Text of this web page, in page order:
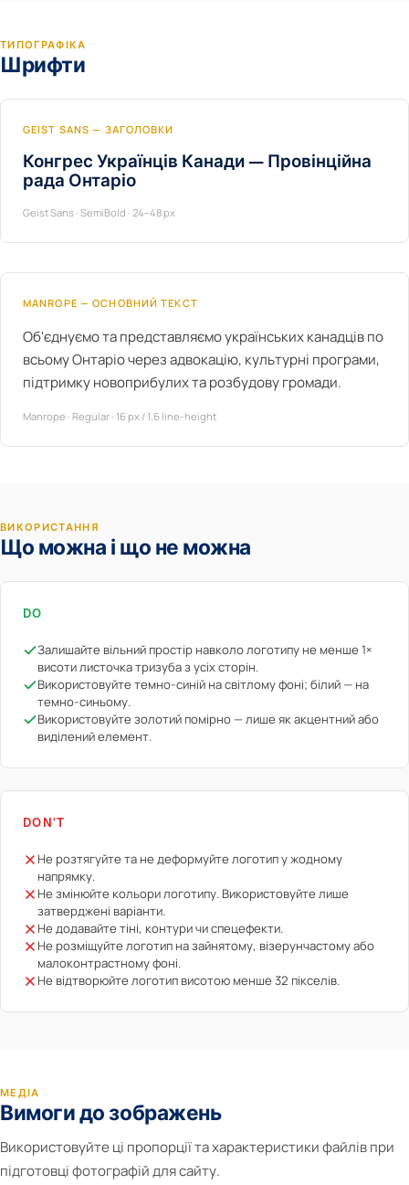
ТИПОГРАФІКА
Шрифти
GEIST SANS — ЗАГОЛОВКИ
Конгрес Українців Канади — Провінційна
рада Онтаріо
Geist Sans · SemiBold · 24–48 px
MANROPE — ОСНОВНИЙ ТЕКСТ
Об'єднуємо та представляємо українських канадців по
всьому Онтаріо через адвокацію, культурні програми,
підтримку новоприбулих та розбудову громади.
Manrope · Regular · 16 px / 1.6 line-height
ВИКОРИСТАННЯ
Що можна і що не можна
DO
Залишайте вільний простір навколо логотипу не менше 1×
висоти листочка тризуба з усіх сторін.
Використовуйте темно-синій на світлому фоні; білий — на
темно-синьому.
Використовуйте золотий помірно — лише як акцентний або
виділений елемент.
DON'T
Не розтягуйте та не деформуйте логотип у жодному
напрямку.
Не змінюйте кольори логотипу. Використовуйте лише
затверджені варіанти.
Не додавайте тіні, контури чи спецефекти.
Не розміщуйте логотип на зайнятому, візерунчастому або
малоконтрастному фоні.
Не відтворюйте логотип висотою менше 32 пікселів.
МЕДІА
Вимоги до зображень
Використовуйте ці пропорції та характеристики файлів при
підготовці фотографій для сайту.